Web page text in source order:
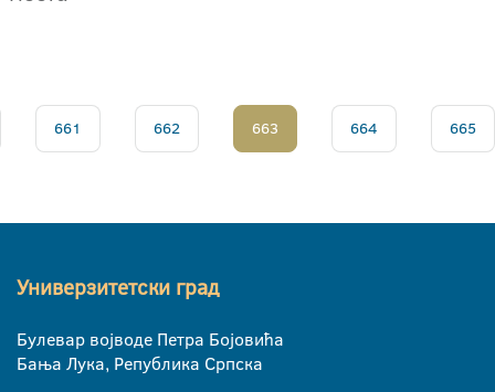
661 662 663 664 665
Универзитетски град
Булевар војводе Петра Бојовића
Бања Лука, Република Српска